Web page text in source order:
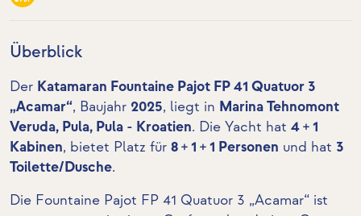
Überblick
Der Katamaran Fountaine Pajot FP 41 Quatuor 3
„Acamar“, Baujahr 2025, liegt in Marina Tehnomont
Veruda, Pula, Pula - Kroatien. Die Yacht hat 4 + 1
Kabinen, bietet Platz für 8 + 1 + 1 Personen und hat 3
Toilette/Dusche.
Die Fountaine Pajot FP 41 Quatuor 3 „Acamar“ ist